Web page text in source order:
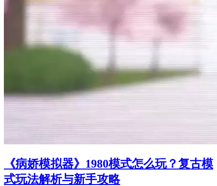
《病娇模拟器》1980模式怎么玩？复古模
式玩法解析与新手攻略